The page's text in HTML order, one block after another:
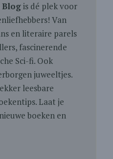
Blogis dé plek voor
Van
en literaire parels
fascinerende
Sci-fi. Ook
juweeltjes.
leesbare
Laat je
boeken en